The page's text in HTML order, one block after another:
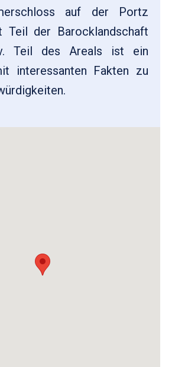
auf der Portz
Teil der Barocklandschaft
Teil des Areals ist ein
interessanten Fakten zu